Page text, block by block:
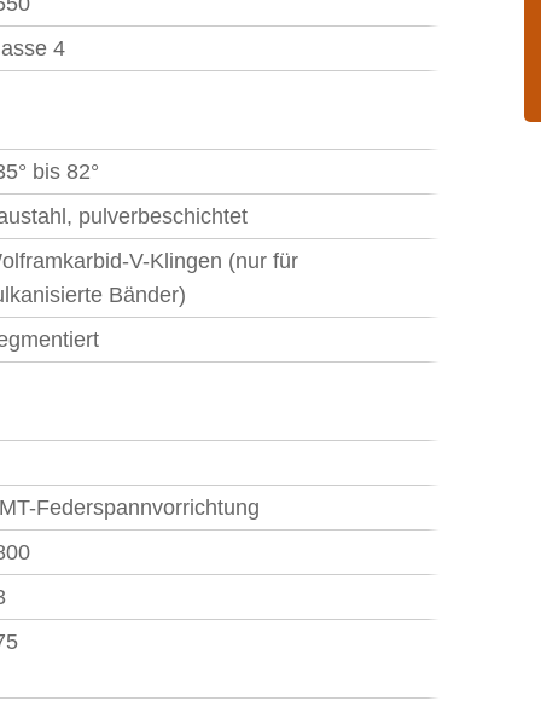
4
bis 82°
pulverbeschichtet
V-Klingen (nur für
Bänder)
Federspannvorrichtung